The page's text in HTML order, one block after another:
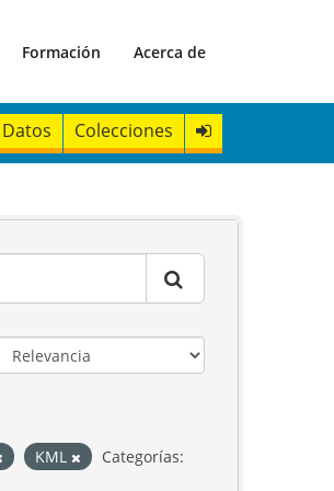
Formación Acerca de
Datos Colecciones
KML
Categorías: